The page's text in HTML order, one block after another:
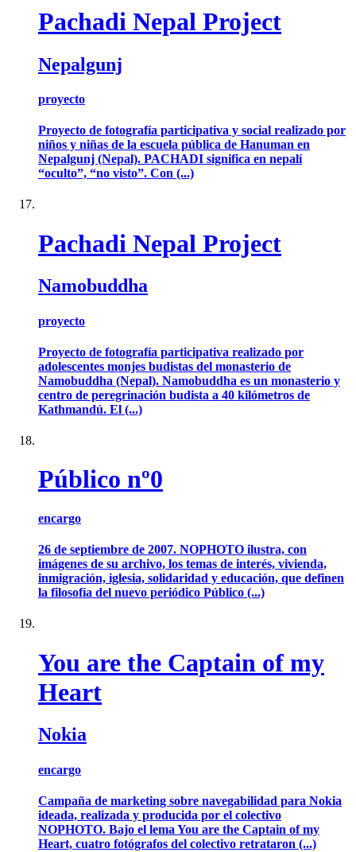
Pachadi Nepal Project
Nepalgunj
proyecto
Proyecto de fotografía participativa y social realizado por
niños y niñas de la escuela pública de Hanuman en
Nepalgunj (Nepal). PACHADI significa en nepalí
“oculto”, “no visto”. Con (...)
Pachadi Nepal Project
Namobuddha
proyecto
Proyecto de fotografía participativa realizado por
adolescentes monjes budistas del monasterio de
Namobuddha (Nepal). Namobuddha es un monasterio y
centro de peregrinación budista a 40 kilómetros de
Kathmandú. El (...)
Público nº0
encargo
26 de septiembre de 2007. NOPHOTO ilustra, con
imágenes de su archivo, los temas de interés, vivienda,
inmigración, iglesia, solidaridad y educación, que definen
la filosofía del nuevo periódico Público (...)
You are the Captain of my
Heart
Nokia
encargo
Campaña de marketing sobre navegabilidad para Nokia
ideada, realizada y producida por el colectivo
NOPHOTO. Bajo el lema You are the Captain of my
Heart, cuatro fotógrafos del colectivo retrataron (...)